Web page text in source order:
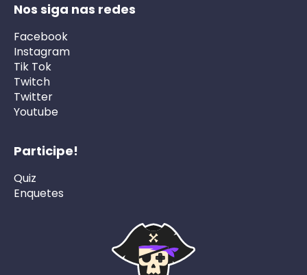
Nos siga nas redes
Facebook
Instagram
Tik Tok
Twitch
Twitter
Youtube
Participe!
Quiz
Enquetes